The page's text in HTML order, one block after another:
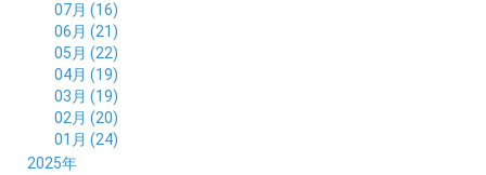
07月 (16)
06月 (21)
05月 (22)
04月 (19)
03月 (19)
02月 (20)
01月 (24)
2025年